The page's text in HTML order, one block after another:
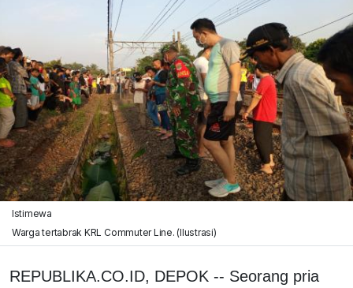
Istimewa
Warga tertabrak KRL Commuter Line. (Ilustrasi)
REPUBLIKA.CO.ID, DEPOK -- Seorang pria